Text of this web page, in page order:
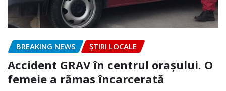
BREAKING NEWS ȘTIRI LOCALE
Accident GRAV în centrul orașului. O
femeie a rămas încarcerată